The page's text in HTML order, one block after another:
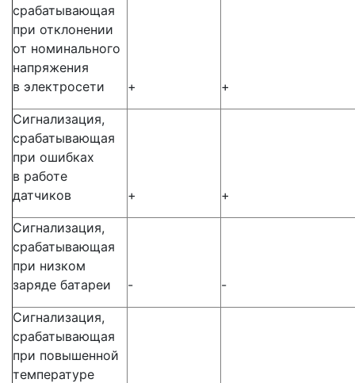
срабатывающая
при отклонении
от номинального
напряжения
в электросети
+ +
Сигнализация,
срабатывающая
при ошибках
в работе
датчиков
+ +
Сигнализация,
срабатывающая
при низком
заряде батареи
- -
Сигнализация,
срабатывающая
при повышенной
температуре